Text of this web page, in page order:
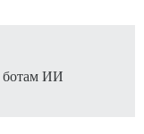
ботам ИИ